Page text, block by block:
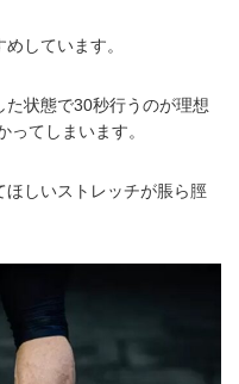
しています。
状態で30秒行うのが理想
てしまいます。
しいストレッチが脹ら脛